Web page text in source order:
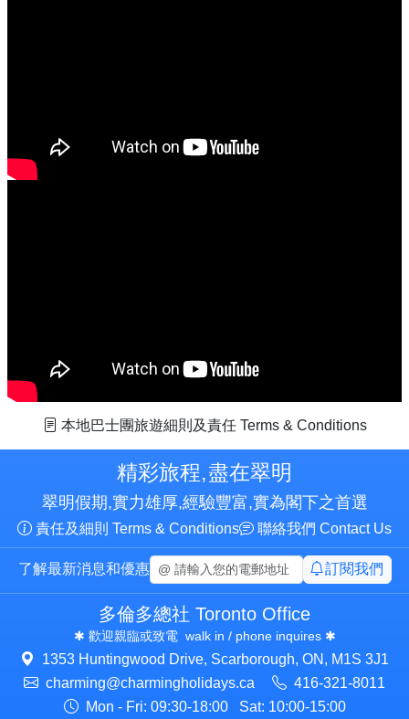
本地巴士團旅遊細則及責任 Terms & Conditions
精彩旅程,盡在翠明
翠明假期,實力雄厚,經驗豐富,實為閣下之首選
責任及細則 Terms & Conditions 聯絡我們 Contact Us
了解最新消息和優惠 Email Address
訂閱我們
多倫多總社 Toronto Office
✱ 歡迎親臨或致電 walk in / phone inquires ✱
1353 Huntingwood Drive, Scarborough, ON, M1S 3J1
charming@​charmingholidays.ca
416-321-8011
Mon - Fri: 09:30-18:00
Sat: 10:00-15:00